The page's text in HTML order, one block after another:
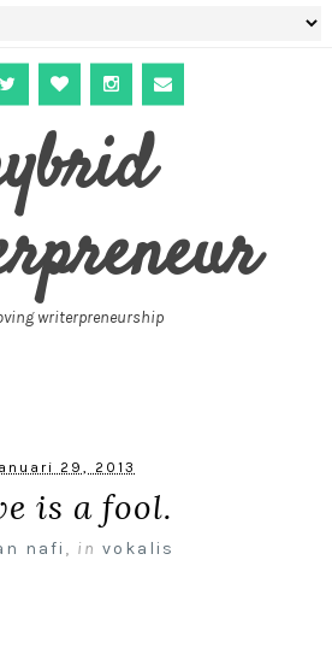
writerpreneurship
29, 2013
is a fool.
nafi , in vokalis